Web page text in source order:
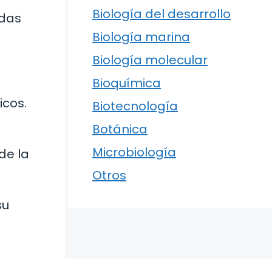
la
Biología del desarrollo
Biología marina
Biología molecular
Bioquímica
Biotecnología
Botánica
Microbiología
Otros